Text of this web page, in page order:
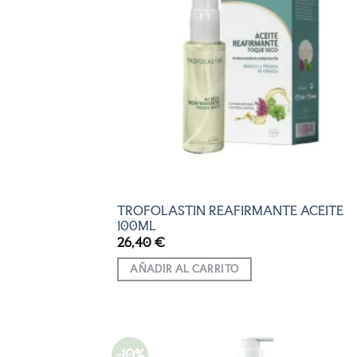
TROFOLASTIN REAFIRMANTE ACEITE
100ML
26,40 €
AÑADIR AL CARRITO